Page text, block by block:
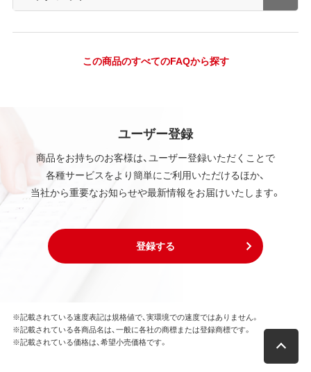
この商品のすべてのFAQから探す
ユーザー登録
商品をお持ちのお客様は、ユーザー登録いただくことで
各種サービスをより簡単にご利用いただけるほか、
当社から重要なお知らせや最新情報をお届けいたします。
登録する
※記載されている速度表記は規格値で、実環境での速度ではありません。
※記載されている各商品名は、一般に各社の商標または登録商標です。
※記載されている価格は、希望小売価格です。